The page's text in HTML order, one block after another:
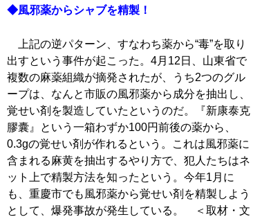
◆風邪薬からシャブを精製！
上記の逆パターン、すなわち薬から“毒”を取り
出すという事件が起こった。4月12日、山東省で
複数の麻薬組織が摘発されたが、うち2つのグル
ープは、なんと市販の風邪薬から成分を抽出し、
覚せい剤を製造していたというのだ。『新康泰克
膠囊』という一箱わずか100円前後の薬から、
0.3gの覚せい剤が作れるという。これは風邪薬に
含まれる麻黄を抽出するやり方で、犯人たちはネ
ット上で精製方法を知ったという。今年1月に
も、重慶市でも風邪薬から覚せい剤を精製しよう
として、爆発事故が発生している。 ＜取材・文